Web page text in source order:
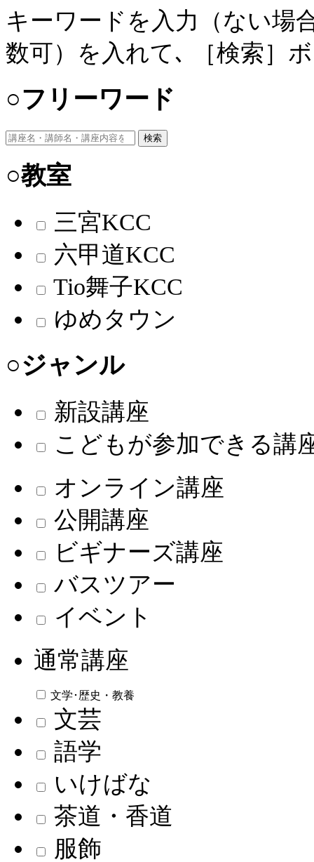
キーワードを入力（ない場
数可）を入れて､ ［検索］
○フリーワード
検索
○教室
三宮KCC
六甲道KCC
Tio舞子KCC
ゆめタウン
○ジャンル
新設講座
こどもが参加できる講
オンライン講座
公開講座
ビギナーズ講座
バスツアー
イベント
通常講座
文学･歴史・教養
文芸
語学
いけばな
茶道・香道
服飾